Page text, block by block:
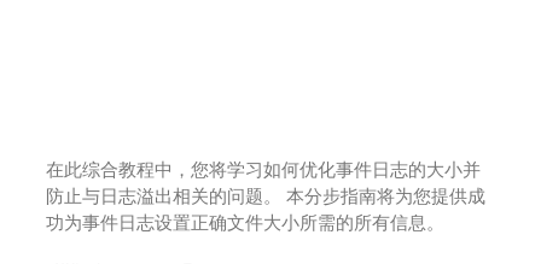
在此综合教程中，您将学习如何优化事件日志的大小并
防止与日志溢出相关的问题。 本分步指南将为您提供成
功为事件日志设置正确文件大小所需的所有信息。